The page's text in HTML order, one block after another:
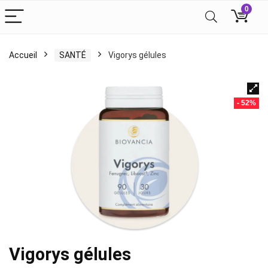
0
Accueil SANTÉ Vigorys gélules
- 52%
Vigorys gélules